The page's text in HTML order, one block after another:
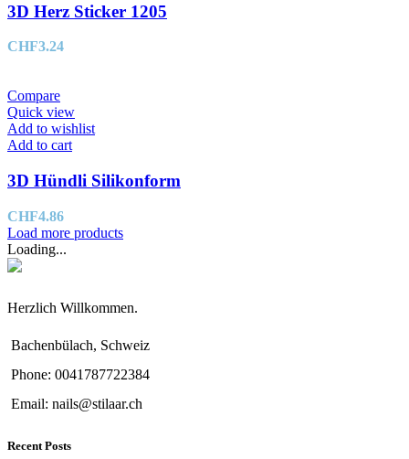
3D Herz Sticker 1205
CHF3.24
Compare
Quick view
Add to wishlist
Add to cart
3D Hündli Silikonform
CHF4.86
Load more products
Loading...
Herzlich Willkommen.
Bachenbülach, Schweiz
Phone: 0041787722384
Email: nails@stilaar.ch
Recent Posts